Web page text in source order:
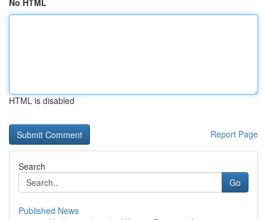
No HTML
HTML is disabled
Report Page
Search
Go
Published News